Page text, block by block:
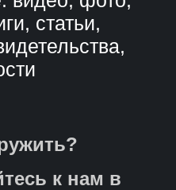
статьи,
к нам в